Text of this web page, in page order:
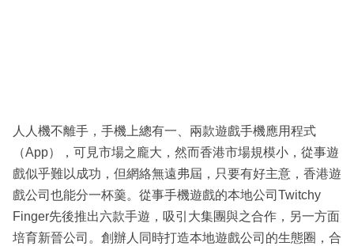
人人機不離手，手機上總有一、兩款遊戲手機應用程式
（App），可見市場之龐大，然而香港市場規模小，從事遊
戲似乎難以成功，但網絡無遠弗屆，只要有好主意，香港遊
戲公司也能分一杯羹。從事手機遊戲的本地公司Twitchy
Finger先後推出六款手遊，吸引大集團與之合作，另一方面
培育新晉公司。創辦人同時打造本地遊戲公司的生態圈，合